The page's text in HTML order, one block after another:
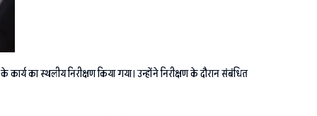
का स्थलीय निरीक्षण किया गया। उन्होंने निरीक्षण के दौरान संबंधित